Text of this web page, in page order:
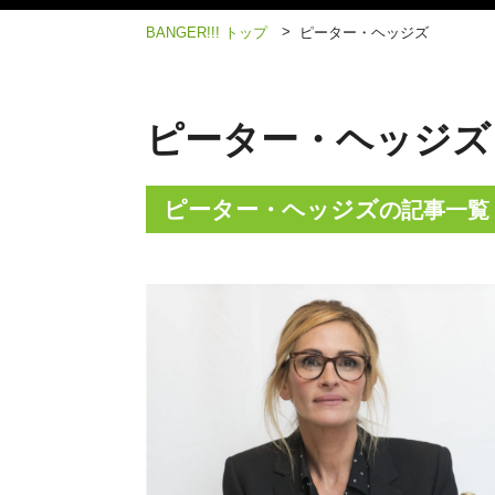
BANGER!!! トップ > ピーター・ヘッジズ
ピーター・ヘッジズ
ピーター・ヘッジズの記事一覧